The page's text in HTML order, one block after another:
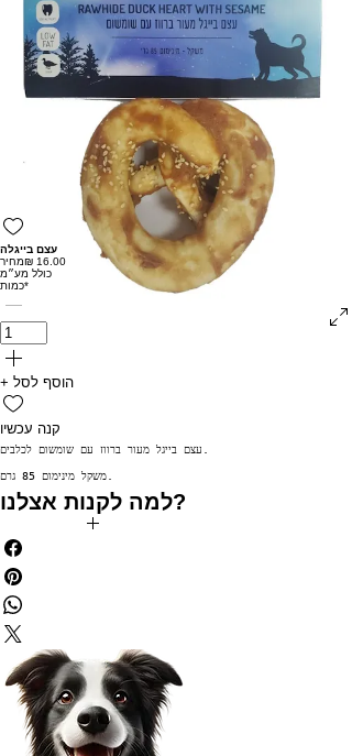
עצם בייגלה
מחיר
כולל מע״מ
כמות*
+ הוסף לסל
קנה עכשיו
עצם בייגל מעור ברווז עם שומשום לכלבים.
למה לקנות אצלנו?
✅ הנחות לחברי מועדון
✅ צוברים נקודות בכל קנייה
נסו אותנו עוד היום 😘